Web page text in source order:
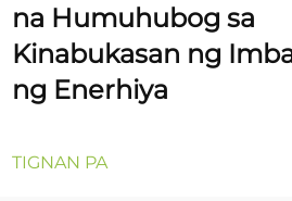
na Humuhubog sa
Kinabukasan ng
ng Enerhiya
TIGNAN PA